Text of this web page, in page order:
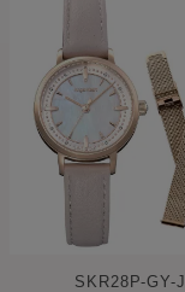
SKR28P-GY-J